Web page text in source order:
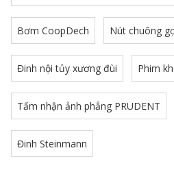
Bơm CoopDech Nút chuông
Đinh nội tủy xương đùi Phim
Tấm nhận ảnh phẳng PRUDENT
Đinh Steinmann